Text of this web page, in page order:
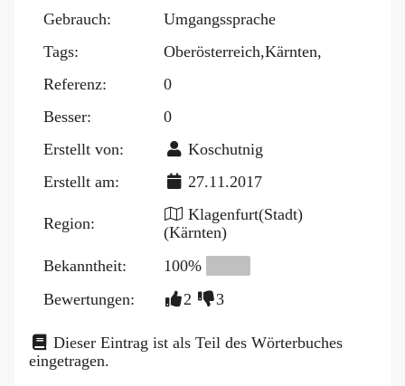
Gebrauch:
Umgangssprache
Tags:
Oberösterreich,Kärnten,
Referenz:
0
Besser:
0
Erstellt von:
Koschutnig
Erstellt am:
27.11.2017
Region:
Klagenfurt(Stadt)
(Kärnten)
Bekanntheit:
100%
Bewertungen:
2 3
Dieser Eintrag ist als Teil des Wörterbuches
eingetragen.